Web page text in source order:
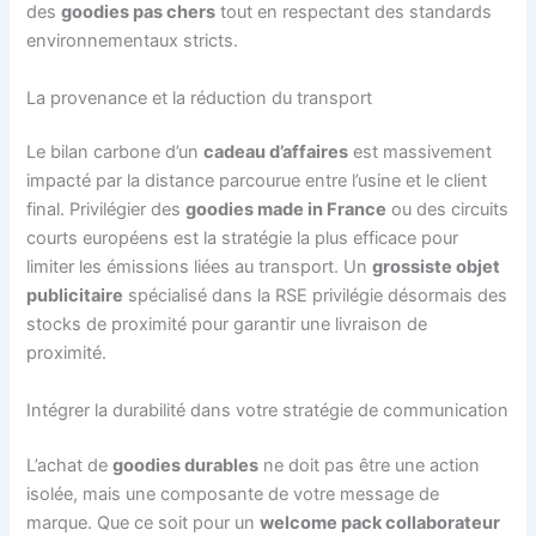
desgoodies pas chers tout en respectant des standards
environnementaux stricts.
La provenance et la réduction du transport
Le bilan carbone d’uncadeau d’affaires est massivement
impacté par la distance parcourue entre l’usine et le client
final. Privilégier desgoodies made in France ou des circuits
courts européens est la stratégie la plus efficace pour
limiter les émissions liées au transport. Ungrossiste objet
publicitaire spécialisé dans la RSE privilégie désormais des
stocks de proximité pour garantir une livraison de
proximité.
Intégrer la durabilité dans votre stratégie de communication
L’achat degoodies durables ne doit pas être une action
isolée, mais une composante de votre message de
marque. Que ce soit pour unwelcome pack collaborateur